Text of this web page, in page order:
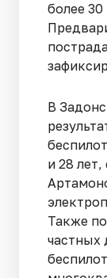
более
В
и 28
Также
частных